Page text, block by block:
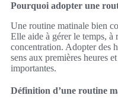
Pourquoi adopter une
Une routine matinale bien
Elle aide à gérer le temps, à
concentration. Adopter des
sens aux premières heures
importantes.
Définition d’une routine